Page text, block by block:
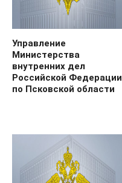
Управление
Министерства
внутренних дел
Российской Федерации
по Псковской области